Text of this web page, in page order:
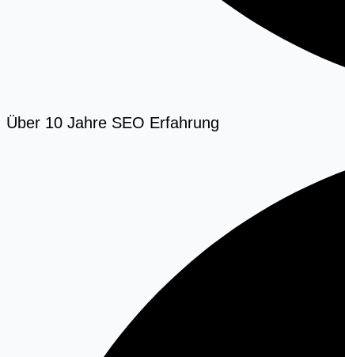
Über 10 Jahre SEO Erfahrung